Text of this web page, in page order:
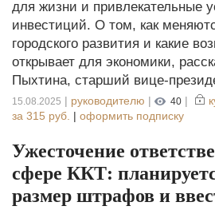
для жизни и привлекательные
инвестиций. О том, как
городского развития и какие
открывает для экономики,
Пыхтина, старший вице-
15.08.2025 | руководителю | 40 |
за 315 руб. | оформить подписку
Ужесточение
сфере ККТ:
размер штрафов и